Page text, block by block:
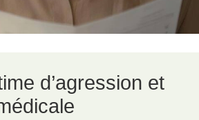
d’agression et